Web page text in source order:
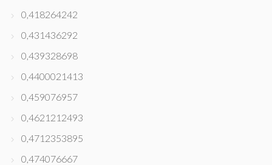
0,418264242
0,431436292
0,439328698
0,4400021413
0,459076957
0,4621212493
0,4712353895
0,474076667